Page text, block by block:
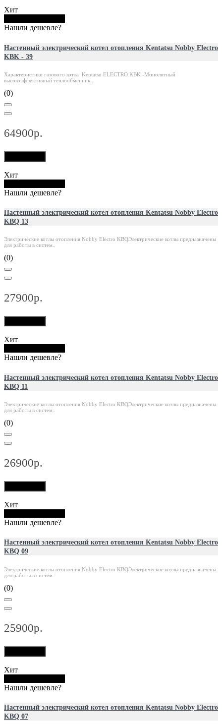
Хит
Нашли дешевле?
Настенный электрический котел отопления Kentatsu Nobby Electro
KBK - 39
Характеристики газового котла Kentatsu ELECTRO KBK -Монолитный
высокоэффективный теплообменник..
(0)
64900р.
Хит
Нашли дешевле?
Настенный электрический котел отопления Kentatsu Nobby Electro
KBQ 13
Электрические котлы отопления Nobby Electro KBQЭлектрические котлы предназначены
для работы в систем..
(0)
27900р.
Хит
Нашли дешевле?
Настенный электрический котел отопления Kentatsu Nobby Electro
KBQ 11
Электрические котлы отопления Nobby Electro KBQЭлектрические котлы предназначены
для работы в систем..
(0)
26900р.
Хит
Нашли дешевле?
Настенный электрический котел отопления Kentatsu Nobby Electro
KBQ 09
Электрические котлы отопления Nobby Electro KBQЭлектрические котлы предназначены
для работы в систем..
(0)
25900р.
Хит
Нашли дешевле?
Настенный электрический котел отопления Kentatsu Nobby Electro
KBQ 07